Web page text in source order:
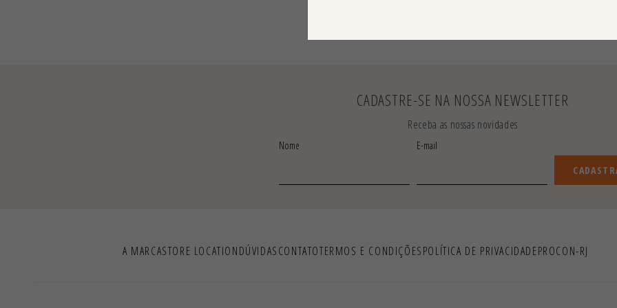
CADASTRE-SE NA NOSSA NEWSLETTER
Receba as nossas novidades
Nome
E-mail
A MARCASTORE LOCATIONDÚVIDASCONTATOTERMOS E CONDIÇÕESPOLÍTICA DE PRIVACIDADEPROCON-RJ